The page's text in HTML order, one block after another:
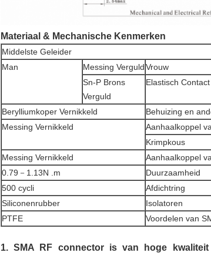
Materiaal & Mechanische Kenmerken
Middelste Geleider
Man
Messing VerguldVrouw
Sn-P Brons
Verguld
Elastisch Contact
Berylliumkoper Vernikkeld
Behuizing en
Messing Vernikkeld
Aanhaalkoppel
Krimpkous
Messing Vernikkeld
Aanhaalkoppel
0.79－1.13N .m
Duurzaamheid
500 cycli
Afdichtring
Siliconenrubber
Isolatoren
PTFE
Voordelen van
1. SMA RF connector is van hoge